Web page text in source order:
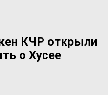
КЧР открыли
о Хусее